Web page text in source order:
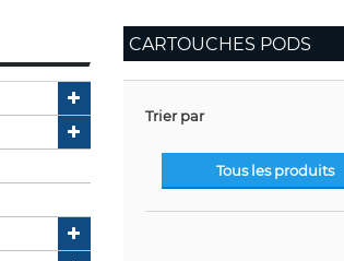
CARTOUCHES PODS
Trier par
Tous les produits